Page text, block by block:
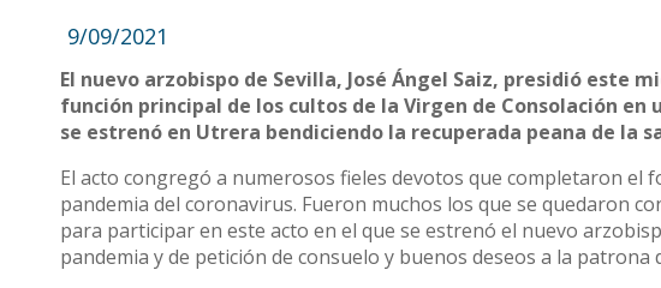
9/09/2021
El nuevo arzobispo de Sevilla, José Ángel Saiz, presidió este
función principal de los cultos de la Virgen de Consolación
se estrenó en Utrera bendiciendo la recuperada peana de la
El acto congregó a numerosos fieles devotos que completaron
pandemia del coronavirus. Fueron muchos los que se quedaron
para participar en este acto en el que se estrenó el nuevo
pandemia y de petición de consuelo y buenos deseos a la patrona